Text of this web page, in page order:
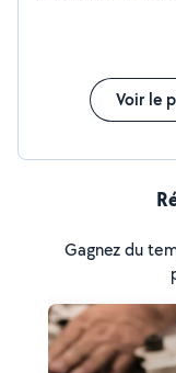
Voir le
Gagnez du